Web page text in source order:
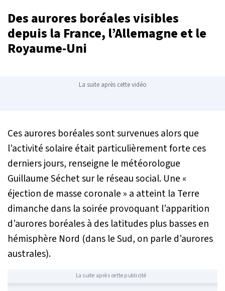
Des aurores boréales visibles
depuis la France, l’Allemagne et le
Royaume-Uni
La suite après cette vidéo
Ces aurores boréales sont survenues alors que
l’activité solaire était particulièrement forte ces
derniers jours, renseigne le météorologue
Guillaume Séchet sur le réseau social. Une «
éjection de masse coronale » a atteint la Terre
dimanche dans la soirée provoquant l’apparition
d’aurores boréales à des latitudes plus basses en
hémisphère Nord (dans le Sud, on parle d’aurores
australes).
La suite après cette publicité